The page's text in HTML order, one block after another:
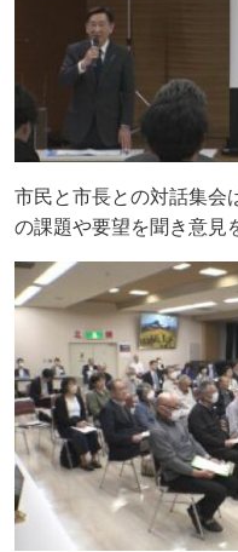
市民と市長との対話集会
の課題や要望を聞き意見